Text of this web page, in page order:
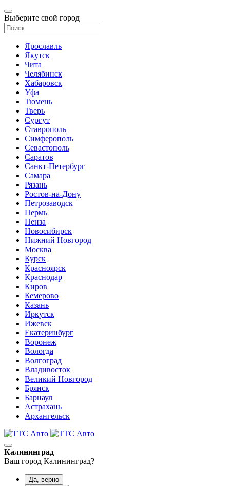
Выберите свой город
Ярославль
Якутск
Чита
Челябинск
Хабаровск
Уфа
Тюмень
Тверь
Сургут
Ставрополь
Симферополь
Севастополь
Саратов
Санкт-Петербург
Самара
Рязань
Ростов-на-Дону
Петрозаводск
Пермь
Пенза
Новосибирск
Нижний Новгород
Москва
Курск
Красноярск
Краснодар
Киров
Кемерово
Казань
Иркутск
Ижевск
Екатеринбург
Воронеж
Вологда
Волгоград
Владивосток
Великий Новгород
Брянск
Барнаул
Астрахань
Архангельск
Калининград
Ваш город Калининград?
Да, верно